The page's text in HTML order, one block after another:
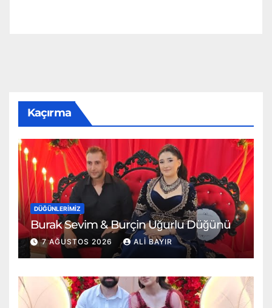
Kaçırma
DÜĞÜNLERIMIZ
Burak Sevim & Burçin Uğurlu Düğünü
7 AĞUSTOS 2026 ALI BAYIR